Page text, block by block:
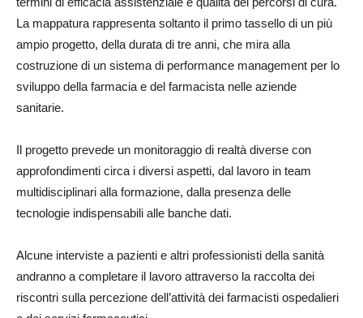
La mappatura rappresenta soltanto il primo tassello di un più
ampio progetto, della durata di tre anni, che mira alla
costruzione di un sistema di performance management per lo
sviluppo della farmacia e del farmacista nelle aziende
sanitarie.
Il progetto prevede un monitoraggio di realtà diverse con
approfondimenti circa i diversi aspetti, dal lavoro in team
multidisciplinari alla formazione, dalla presenza delle
tecnologie indispensabili alle banche dati.
Alcune interviste a pazienti e altri professionisti della sanità
andranno a completare il lavoro attraverso la raccolta dei
riscontri sulla percezione dell’attività dei farmacisti ospedalieri